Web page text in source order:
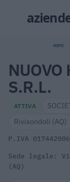
HOME
NUOVO
S.R.L.
ATTIVA
Rivisondoli (AQ)
P.IVA
Sede legale:
(AQ)